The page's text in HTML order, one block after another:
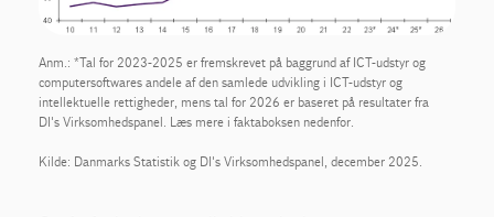
Anm.: *Tal for 2023-2025 er fremskrevet på baggrund af ICT-udstyr og
computersoftwares andele af den samlede udvikling i ICT-udstyr og
intellektuelle rettigheder, mens tal for 2026 er baseret på resultater fra
DI's Virksomhedspanel. Læs mere i faktaboksen nedenfor.
Kilde: Danmarks Statistik og DI's Virksomhedspanel, december 2025.